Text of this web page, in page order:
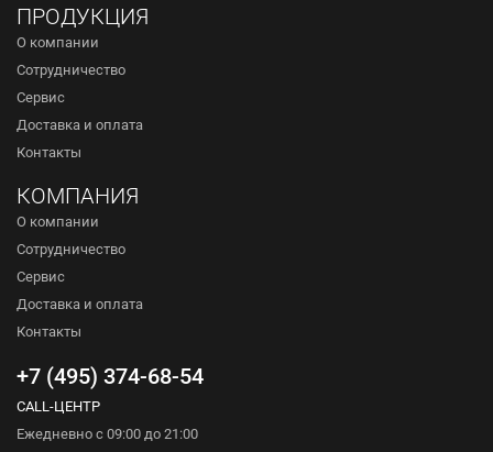
ПРОДУКЦИЯ
О компании
Сотрудничество
Сервис
Доставка и оплата
Контакты
КОМПАНИЯ
О компании
Сотрудничество
Сервис
Доставка и оплата
Контакты
+7 (495) 374-68-54
CALL-ЦЕНТР
Ежедневно с 09:00 до 21:00